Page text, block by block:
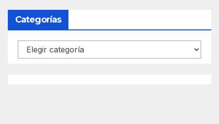
Categorías
Categorías